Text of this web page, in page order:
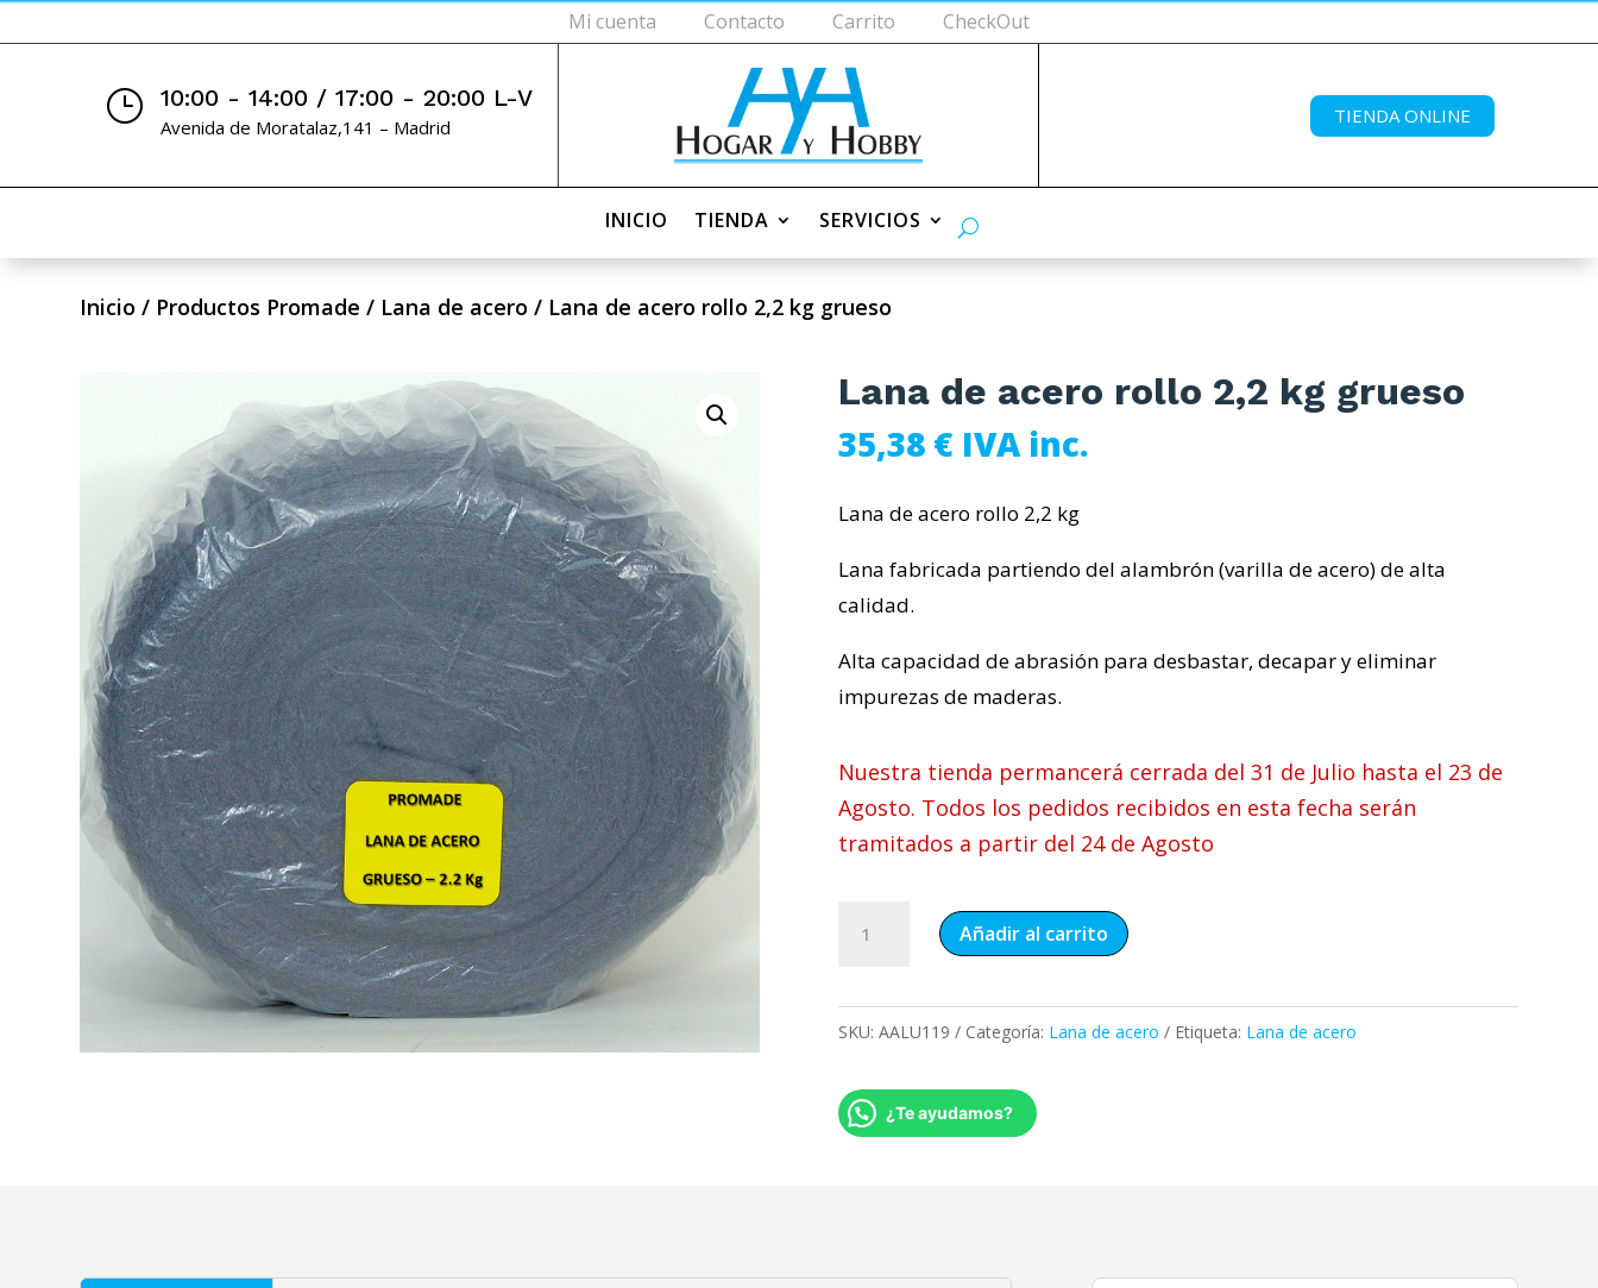
Mi cuenta Contacto Carrito CheckOut
} 10:00 - 14:00 / 17:00 - 20:00 L-V
Avenida de Moratalaz,141 – Madrid
TIENDA ONLINE
INICIO TIENDA SERVICIOS
Inicio / Productos Promade / Lana de acero / Lana de acero rollo 2,2 kg grueso
Lana de acero rollo 2,2 kg grueso
35,38 € IVA inc.
Lana de acero rollo 2,2 kg
Lana fabricada partiendo del alambrón (varilla de acero) de alta
calidad.
Alta capacidad de abrasión para desbastar, decapar y eliminar
impurezas de maderas.
Nuestra tienda permancerá cerrada del 31 de Julio hasta el 23 de
Agosto. Todos los pedidos recibidos en esta fecha serán
tramitados a partir del 24 de Agosto
rollo
kg
grueso
Añadir al carrito
SKU:AALU119 Categoría: Lana de acero Etiqueta: Lana de acero
¿Te ayudamos?